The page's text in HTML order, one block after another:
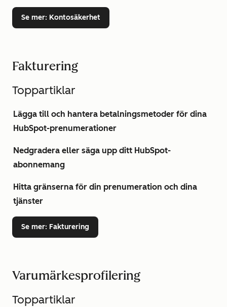
Se mer: Kontosäkerhet
Fakturering
Toppartiklar
Lägga till och hantera betalningsmetoder för dina
HubSpot-prenumerationer
Nedgradera eller säga upp ditt HubSpot-
abonnemang
Hitta gränserna för din prenumeration och dina
tjänster
Se mer: Fakturering
Varumärkesprofilering
Toppartiklar